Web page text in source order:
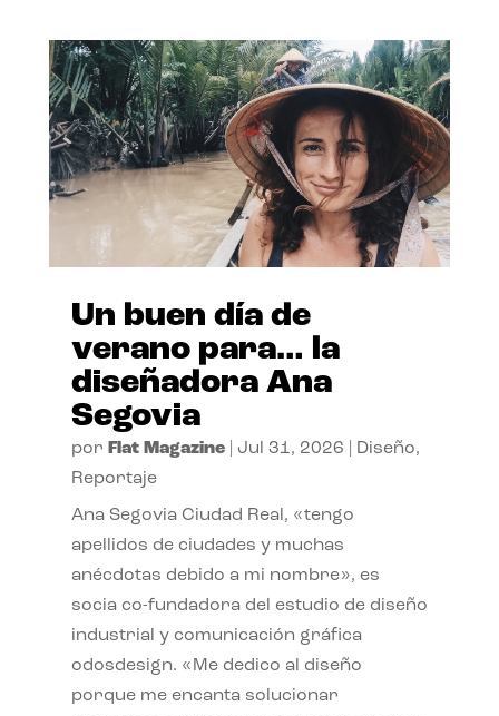
Un buen día de
verano para… la
diseñadora Ana
Segovia
por Flat Magazine| Jul 31, 2026 Diseño,
Reportaje
Ana Segovia Ciudad Real, «tengo
apellidos de ciudades y muchas
anécdotas debido a mi nombre», es
socia co-fundadora del estudio de diseño
industrial y comunicación gráfica
odosdesign. «Me dedico al diseño
porque me encanta solucionar